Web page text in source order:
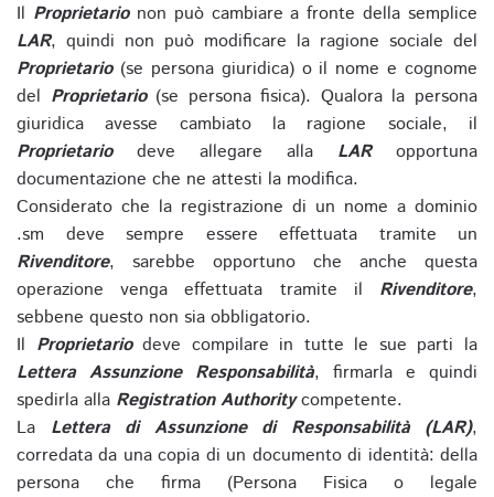
Il Proprietarionon può cambiare a fronte della semplice
LAR, quindi non può modificare la ragione sociale del
Proprietario(se persona giuridica) o il nome e cognome
del Proprietario(se persona fisica). Qualora la persona
giuridica avesse cambiato la ragione sociale, il
Proprietariodeve allegare alla LARopportuna
documentazione che ne attesti la modifica.
Considerato che la registrazione di un nome a dominio
.sm deve sempre essere effettuata tramite un
Rivenditore, sarebbe opportuno che anche questa
operazione venga effettuata tramite il Rivenditore,
sebbene questo non sia obbligatorio.
Il Proprietariodeve compilare in tutte le sue parti la
Lettera Assunzione Responsabilità, firmarla e quindi
spedirla alla Registration Authoritycompetente.
La Lettera di Assunzione di Responsabilità (LAR),
corredata da una copia di un documento di identità: della
persona che firma (Persona Fisica o legale